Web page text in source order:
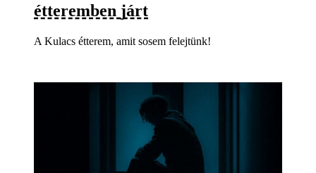
étteremben járt
A Kulacs étterem, amit sosem felejtünk!